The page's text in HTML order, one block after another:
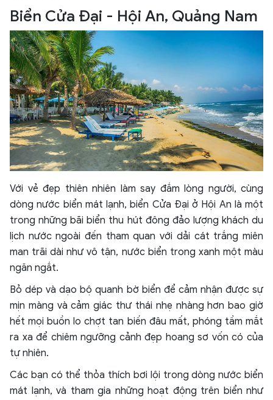
Biển Cửa Đại - Hội An, Quảng Nam
Với vẻ đẹp thiên nhiên làm say đắm lòng người, cùng
dòng nước biển mát lạnh, biển Cửa Đại ở Hội An là một
trong những bãi biển thu hút đông đảo lượng khách du
lịch nước ngoài đến tham quan với dải cát trắng miên
man trãi dài như vô tận, nước biển trong xanh một màu
ngăn ngắt.
Bỏ dép và dạo bộ quanh bờ biển để cảm nhận được sự
mịn màng và cảm giác thư thái nhẹ nhàng hơn bao giờ
hết mọi buồn lo chợt tan biến đâu mất, phóng tầm mắt
ra xa để chiêm ngưỡng cảnh đẹp hoang sơ vốn có của
tự nhiên.
Các bạn có thể thỏa thích bơi lội trong dòng nước biển
mát lạnh, và tham gia những hoạt động trên biển như